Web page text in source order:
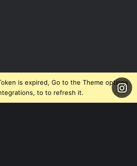
is expired, Go to the Theme options
to to refresh it.